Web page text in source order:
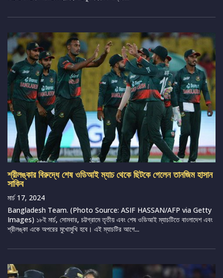
শ্রীলঙ্কার বিরুদ্ধে শেষ ওডিআই ম্যাচ থেকে ছিটকে গেলেন তানজিম হাসান
সাকিব
মার্চ 17, 2024
Bangladesh Team. (Photo Source: ASIF HASSAN/AFP via Getty
Images) ১৮ই মার্চ, সোমবার, চট্টগ্রামে তৃতীয় এবং শেষ ওডিআই ম্যাচটিতে বাংলাদেশ এবং
শ্রীলঙ্কা একে অপরের মুখোমুখি হবে। এই ম্যাচটির আগে...